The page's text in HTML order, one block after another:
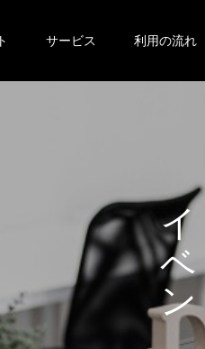
サービス 利用の流れ
イ
ベ
ン
ト